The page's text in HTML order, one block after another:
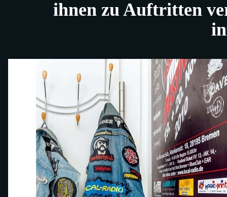
ihnen zu Auftritten